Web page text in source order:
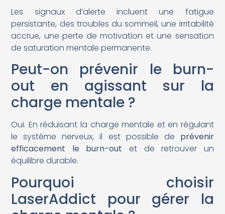
Les signaux d’alerte incluent une fatigue
persistante, des troubles du sommeil, une irritabilité
accrue, une perte de motivation et une sensation
de saturation mentale permanente.
Peut-on prévenir le burn-
out en agissant sur la
charge mentale ?
Oui. En réduisant la charge mentale et en régulant
le système nerveux, il est possible de prévenir
efficacement le burn-out et de retrouver un
équilibre durable.
Pourquoi choisir
LaserAddict pour gérer la